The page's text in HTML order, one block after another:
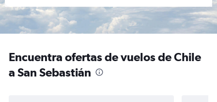
Encuentra ofertas de vuelos de Chile
a San Sebastián